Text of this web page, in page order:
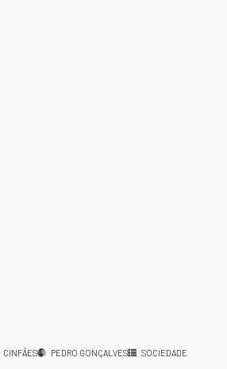
CINFÃES PEDRO GONÇALVES SOCIEDADE